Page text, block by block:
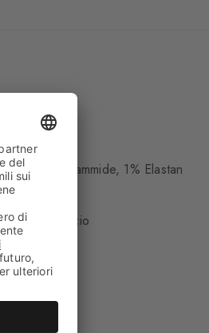
34% Poliammide, 1% Elastan
Polpaccio
morbido